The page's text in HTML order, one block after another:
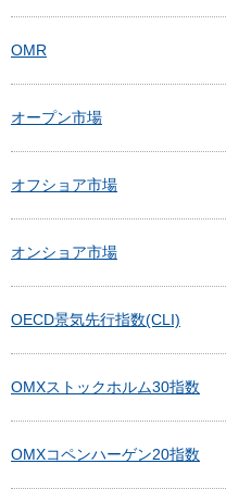
OMR
オープン市場
オフショア市場
オンショア市場
OECD景気先行指数(CLI)
OMXストックホルム30指数
OMXコペンハーゲン20指数